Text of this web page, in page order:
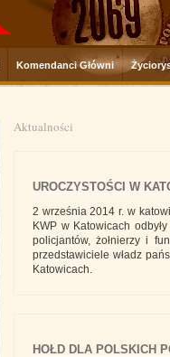
Komendanci Główni
Aktualności
UROCZYSTOŚCI W
2 września 2014 r. w
KWP w Katowicach
policjantów, żołnierzy i
przedstawiciele władz
Katowicach.
HOŁD DLA POLSKICH